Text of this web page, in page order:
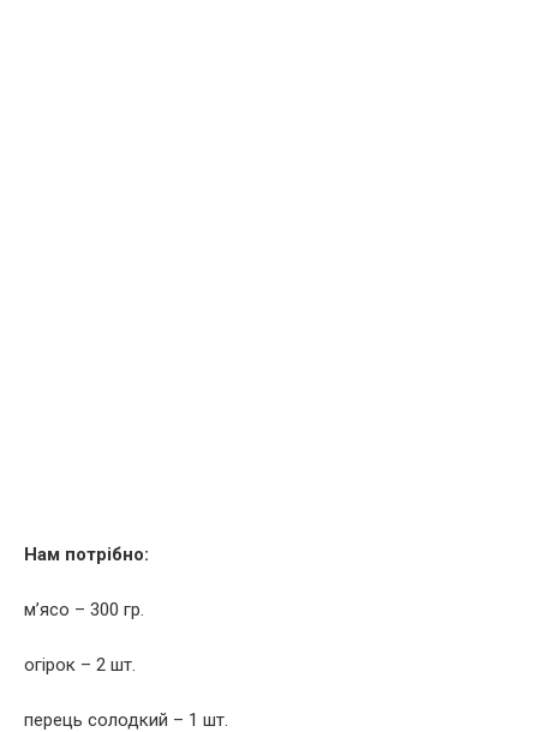
Нам потрібно:
м’ясо – 300 гр.
огірок – 2 шт.
перець солодкий – 1 шт.